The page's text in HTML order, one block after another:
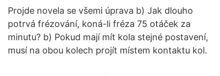
Projde novela se všemi úprava b) Jak dlouho
potrvá frézování, koná-li fréza 75 otáček za
minutu? b) Pokud mají mít kola stejné postavení,
musí na obou kolech projít místem kontaktu kol.